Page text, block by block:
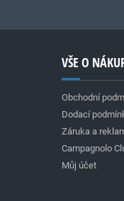
VŠE O
Obchodní
Dodací
Záruka a
Campagnolo
Můj účet